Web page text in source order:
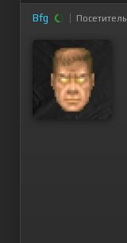
Bfg Посетитель